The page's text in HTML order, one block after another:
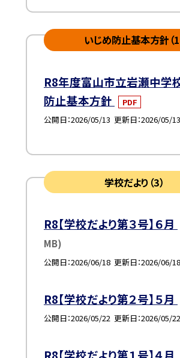
いじめ防止基本方針（1
R8年度富山市立岩瀬中学
防止基本方針
PDF
公開日 2026/05/13 更新日 2026/05/13
学校だより（3）
R8【学校だより第３号】６月
MB)
公開日 2026/06/18 更新日 2026/06/18
R8【学校だより第２号】５月
公開日 2026/05/22 更新日 2026/05/22